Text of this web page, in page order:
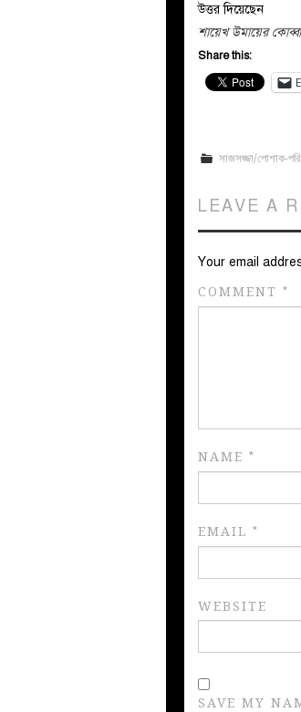
উত্তর দিয়েছেন
শায়েখ উমায়ের
Share this:
সাজসজ্জা/পোশাক-
LEAVE A
Your email
COMMENT *
NAME *
EMAIL *
WEBSITE
SAVE MY